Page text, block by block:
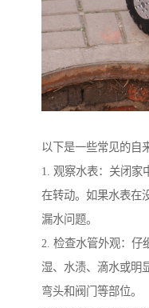
以下是一些常见的自
1. 观察水表：关闭家
在转动。如果水表在
漏水问题。
2. 检查水管外观：仔
湿、水渍、滴水或明
弯头和阀门等部位。